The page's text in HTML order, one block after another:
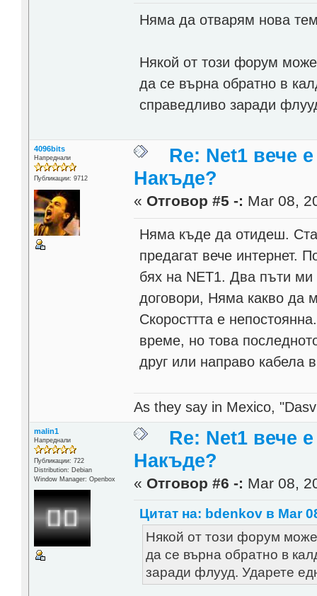
Няма да отварям нова
Някой от този форум
да се върна обратно в
справедливо заради
4096bits
Напреднали
Публикации: 9712
Re: Net1 вече
Накъде?
« Отговор #5 -: Mar 08,
Няма къде да отидеш.
предагат вече интернет.
бях на NET1. Два пъти
договори, Няма какво да
Скоросттта е
време, но това
друг или направо кабела
As they say in Mexico,
malin1
Напреднали
Публикации: 722
Distribution: Debian
Window Manager: Openbox
Re: Net1 вече
Накъде?
« Отговор #6 -: Mar 08,
Цитат на: bdenkov в Mar
Някой от този форум
да се върна обратно в
заради флууд. Ударете